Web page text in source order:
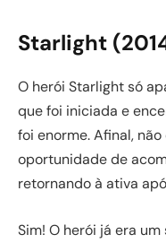
Starlight
O herói Starlight só
que foi iniciada e
foi enorme. Afinal,
oportunidade de
retornando à ativa
Sim! O herói já era